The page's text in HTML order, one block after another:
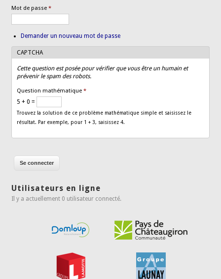
Mot de passe*
Demander un nouveau mot de passe
CAPTCHA
Cette question est posée pour vérifier que vous être un humain et
prévenir le spam des robots.
Question mathématique*
5 + 0 =
Trouvez la solution de ce problème mathématique simple et saisissez le
résultat. Par exemple, pour 1 + 3, saisissez 4.
Utilisateurs en ligne
Il y a actuellement 0 utilisateur connecté.